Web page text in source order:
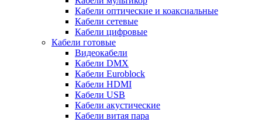
Кабели оптические и коаксиальные
Кабели сетевые
Кабели цифровые
Кабели готовые
Видеокабели
Кабели DMX
Кабели Euroblock
Кабели HDMI
Кабели USB
Кабели акустические
Кабели витая пара